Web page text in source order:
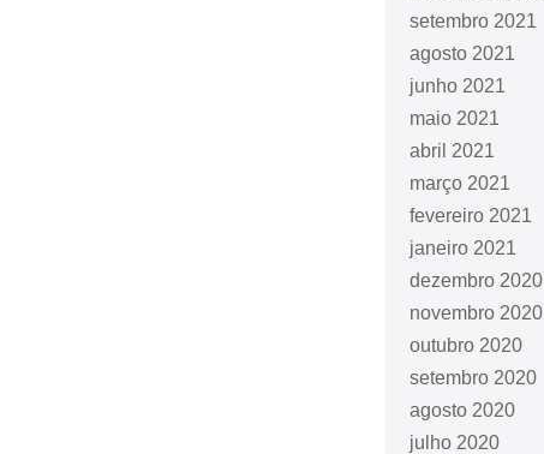
setembro 2021
agosto 2021
junho 2021
maio 2021
abril 2021
março 2021
fevereiro 2021
janeiro 2021
dezembro 2020
novembro 2020
outubro 2020
setembro 2020
agosto 2020
julho 2020